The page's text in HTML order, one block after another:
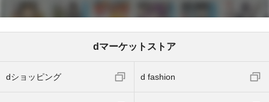
dマーケットストア
dショッピング d fashion